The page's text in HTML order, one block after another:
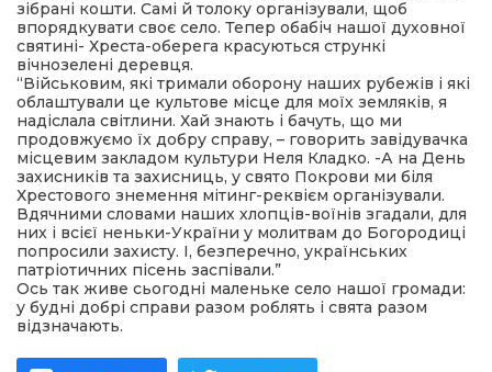
зібрані кошти. Самі й толоку організували, щоб
впорядкувати своє село. Тепер обабіч нашої духовної
святині- Хреста-оберега красуються стрункі
вічнозелені деревця.
“Військовим, які тримали оборону наших рубежів і які
облаштували це культове місце для моїх земляків, я
надіслала світлини. Хай знають і бачуть, що ми
продовжуємо їх добру справу, – говорить завідувачка
місцевим закладом культури Неля Кладко. -А на День
захисників та захисниць, у свято Покрови ми біля
Хрестового знемення мітинг-реквієм організували.
Вдячними словами наших хлопців-воїнів згадали, для
них і всієї неньки-України у молитвам до Богородиці
попросили захисту. І, безперечно, українських
патріотичних пісень заспівали.”
Ось так живе сьогодні маленьке село нашої громади:
у будні добрі справи разом роблять і свята разом
відзначають.